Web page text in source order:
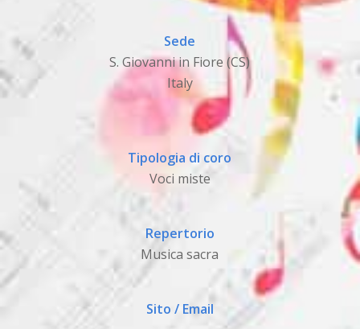
Sede
S. Giovanni in Fiore (CS)
Italy
Tipologia di coro
Voci miste
Repertorio
Musica sacra
Sito / Email